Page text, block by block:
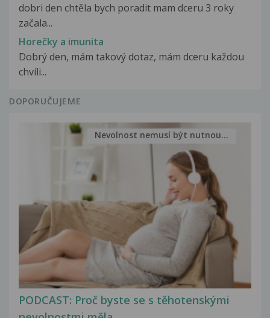
dobri den chtěla bych poradit mam dceru 3 roky
začala...
Horečky a imunita
Dobrý den, mám takový dotaz, mám dceru každou
chvíli...
DOPORUČUJEME
PODCAST: Proč byste se s těhotenskými
Nevolnost nemusí být nutnou...